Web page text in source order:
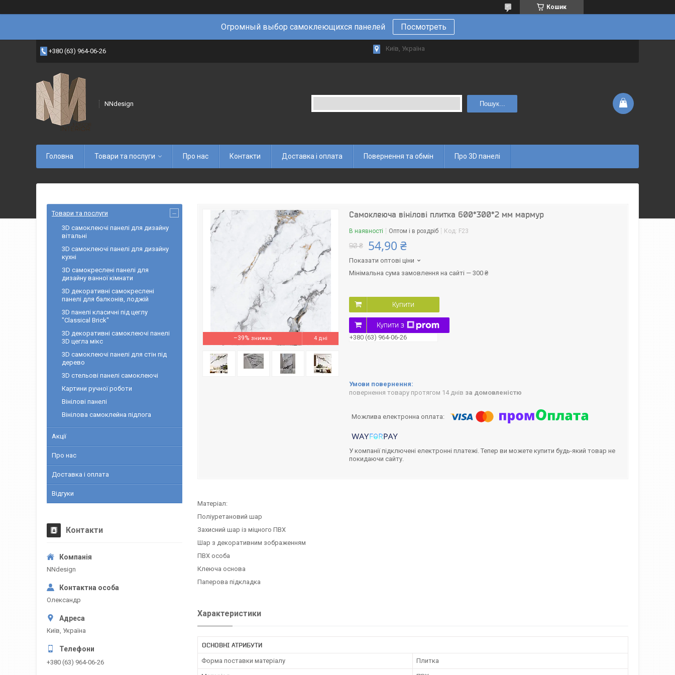
Кошик
Огромный выбор самоклеющихся панелей Посмотреть
+380 (63) 964-06-26 Київ, Україна
NNdesign Пошук...
Головна Товари та послуги Про нас Контакти Доставка і оплата Повернення та обмін Про 3D панелі
–39% 4 дні
Самоклеюча вінілові плитка 600*300*2 мм мармур
В наявності Оптом і в роздріб Код: F23
90 ₴ 54,90 ₴
Показати оптові ціни
Мінімальна сума замовлення на сайті — 300 ₴
Купити
Купити з
+380 (63) 964-06-26
повернення товару протягом 14 днів за домовленістю
У компанії підключені електронні платежі. Тепер ви можете купити будь-який товар не
покидаючи сайту.
Матеріал:
Поліуретановий шар
Захисний шар із міцного ПВХ
Шар з декоративним зображенням
ПВХ особа
Клеюча основа
Паперова підкладка
Характеристики
ОСНОВНІ АТРИБУТИ
Форма поставки матеріалу Плитка
Товари та послуги
3D самоклеючі панелі для дизайну
вітальні
3D самоклеючі панелі для дизайну
кухні
ЗD самокреслені панелі для
дизайну ванної кімнати
3D декоративні самокреслені
панелі для балконів, лоджій
3D панелі класичні під цеглу
"Classical Brick"
3D декоративні самоклеючі панелі
3D цегла мікс
3D самоклеючі панелі для стін під
дерево
3D cтельові панелі самоклеючі
Картини ручної роботи
Вінілові панелі
Вінілова самоклейна підлога
Акції
Про нас
Доставка і оплата
Відгуки
Контакти
NNdesign
Олександр
Київ, Україна
+380 (63) 964-06-26